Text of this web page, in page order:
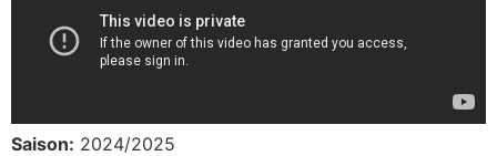
Saison: 2024/2025